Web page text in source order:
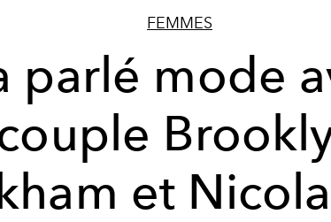
FEMMES
parlé mode
et